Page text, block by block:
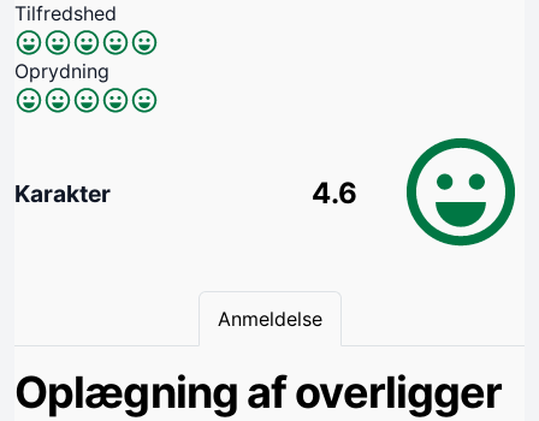
Tilfredshed
Oprydning
Karakter 4.6
Anmeldelse
Oplægning af overligger